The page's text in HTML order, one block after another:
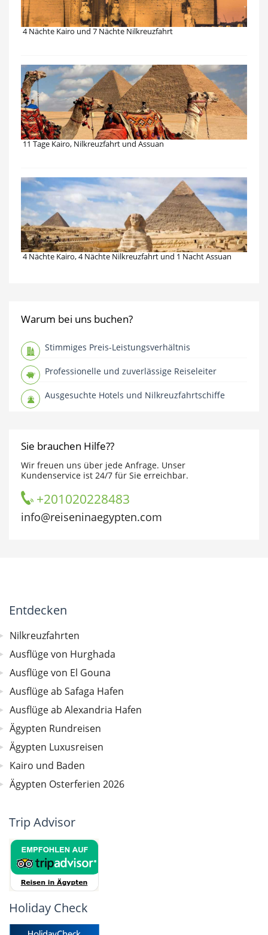
4 Nächte Kairo und 7 Nächte Nilkreuzfahrt
11 Tage Kairo, Nilkreuzfahrt und Assuan
4 Nächte Kairo, 4 Nächte Nilkreuzfahrt und 1 Nacht Assuan
Warum bei uns buchen?
Stimmiges Preis-Leistungsverhältnis
Professionelle und zuverlässige Reiseleiter
Ausgesuchte Hotels und Nilkreuzfahrtschiffe
Sie brauchen Hilfe??
Wir freuen uns über jede Anfrage. Unser
Kundenservice ist 24/7 für Sie erreichbar.
+201020228483
info@reiseninaegypten.com
Entdecken
Nilkreuzfahrten
Ausflüge von Hurghada
Ausflüge von El Gouna
Ausflüge ab Safaga Hafen
Ausflüge ab Alexandria Hafen
Ägypten Rundreisen
Ägypten Luxusreisen
Kairo und Baden
Ägypten Osterferien 2026
Trip Advisor
Holiday Check